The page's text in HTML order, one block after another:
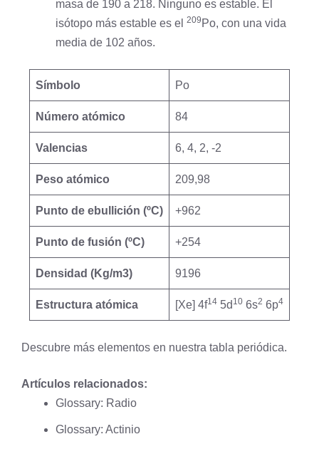
masa de 190 a 218. Ninguno es estable. El
isótopo más estable es el
209 Po, con una vida
media de 102 años.
Símbolo Po
Número atómico 84
Valencias 6, 4, 2, -2
Peso atómico 209,98
Punto de ebullición (ºC) +962
Punto de fusión (ºC) +254
Densidad (Kg/m3) 9196
Estructura atómica [Xe] 4f14 5d 10 6s2 6p4
Descubre más elementos en nuestra tabla periódica.
Artículos relacionados:
Glossary: Radio
Glossary: Actinio